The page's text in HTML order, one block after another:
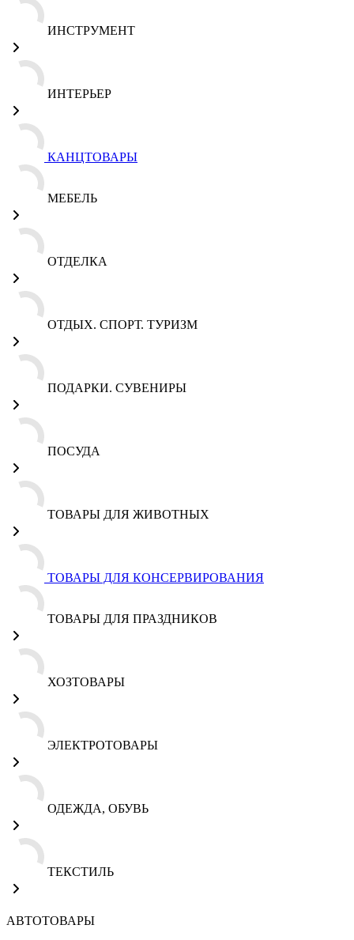
ИНСТРУМЕНТ
ИНТЕРЬЕР
КАНЦТОВАРЫ
МЕБЕЛЬ
ОТДЕЛКА
ОТДЫХ. СПОРТ. ТУРИЗМ
ПОДАРКИ. СУВЕНИРЫ
ПОСУДА
ТОВАРЫ ДЛЯ ЖИВОТНЫХ
ТОВАРЫ ДЛЯ КОНСЕРВИРОВАНИЯ
ТОВАРЫ ДЛЯ ПРАЗДНИКОВ
ХОЗТОВАРЫ
ЭЛЕКТРОТОВАРЫ
ОДЕЖДА, ОБУВЬ
ТЕКСТИЛЬ
АВТОТОВАРЫ